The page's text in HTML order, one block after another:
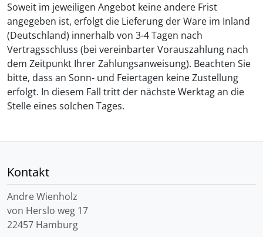
Soweit im jeweiligen Angebot keine andere Frist
angegeben ist, erfolgt die Lieferung der Ware im Inland
(Deutschland) innerhalb von 3-4 Tagen nach
Vertragsschluss (bei vereinbarter Vorauszahlung nach
dem Zeitpunkt Ihrer Zahlungsanweisung). Beachten Sie
bitte, dass an Sonn- und Feiertagen keine Zustellung
erfolgt. In diesem Fall tritt der nächste Werktag an die
Stelle eines solchen Tages.
Kontakt
Andre Wienholz
von Herslo weg 17
22457 Hamburg